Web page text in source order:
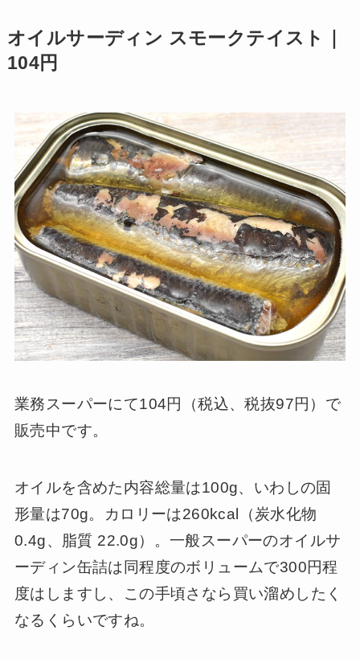
オイルサーディン スモークテイスト｜
104円
業務スーパーにて104円（税込、税抜97円）で
販売中です。
オイルを含めた内容総量は100g、いわしの固
形量は70g。カロリーは260kcal（炭水化物
0.4g、脂質 22.0g）。一般スーパーのオイルサ
ーディン缶詰は同程度のボリュームで300円程
度はしますし、この手頃さなら買い溜めしたく
なるくらいですね。